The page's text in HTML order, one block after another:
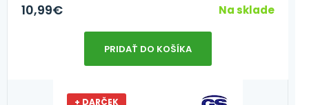
10,99€ Na sklade
PRIDAŤ DO KOŠÍKA
+ DARČEK